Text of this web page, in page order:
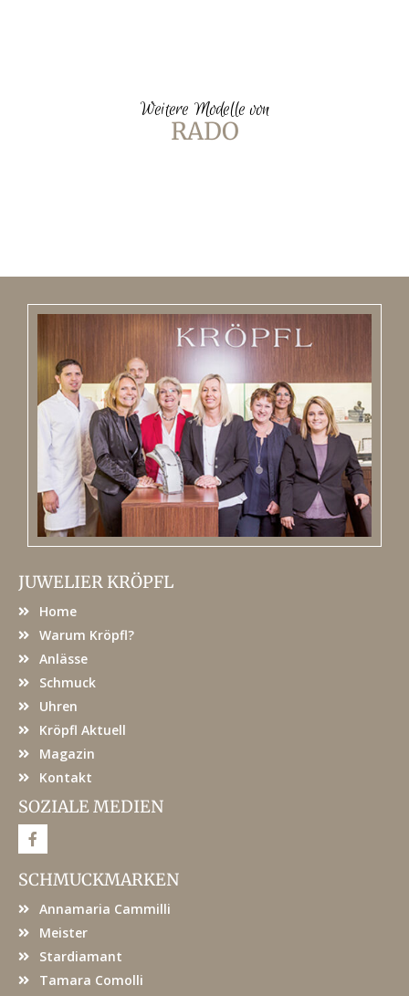
Weitere Modelle von
RADO
JUWELIER KRÖPFL
Home
Warum Kröpfl?
Anlässe
Schmuck
Uhren
Kröpfl Aktuell
Magazin
Kontakt
SOZIALE MEDIEN
F
a
e
b
o
SCHMUCKMARKEN
Annamaria Cammilli
Meister
Stardiamant
Tamara Comolli